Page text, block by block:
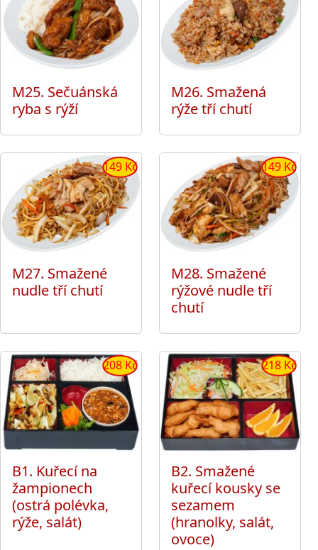
M25. Sečuánská
ryba s rýží
M26. Smažená
rýže tří chutí
149 Kč
M27. Smažené
nudle tří chutí
149 Kč
M28. Smažené
rýžové nudle tří
chutí
208 Kč
B1. Kuřecí na
žampionech
(ostrá polévka,
rýže, salát)
218 Kč
B2. Smažené
kuřecí kousky se
sezamem
(hranolky, salát,
ovoce)